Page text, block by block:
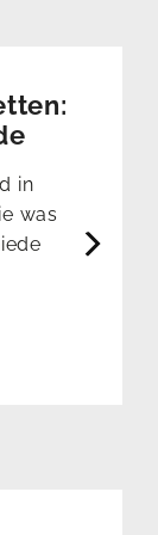
in
was